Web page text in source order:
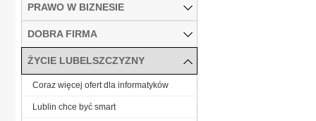
PRAWO W BIZNESIE
DOBRA FIRMA
ŻYCIE LUBELSZCZYZNY
Coraz więcej ofert dla informatyków
Lublin chce być smart